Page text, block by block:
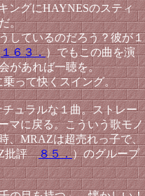
ングにHAYNESのスティ
。
しているのだろう？彼が１
１６３．）でもこの曲を演
があれば一聴を。
って快くスイング。
ュラルな１曲。ストレー
マに戻る。こういう歌モノ
、MRAZは超売れっ子で、
批評８５．）のグループ